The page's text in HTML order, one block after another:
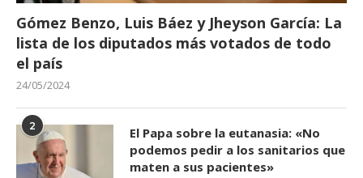
Gómez Benzo, Luis Báez y Jheyson García: La
lista de los diputados más votados de todo
el país
24/05/2024
2
El Papa sobre la eutanasia: «No
podemos pedir a los sanitarios que
maten a sus pacientes»